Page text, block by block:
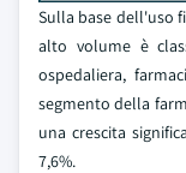
Sulla base dell'uso
alto volume è
ospedaliera,
segmento della
una crescita
7,6%.